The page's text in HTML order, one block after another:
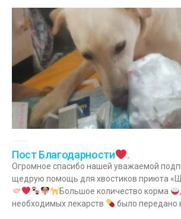
Пост Благодарности .
Огромное спасибо нашей уважаемой
щедрую помощь для хвостиков приюта
Большое количество корма
необходимых лекарств
было передано